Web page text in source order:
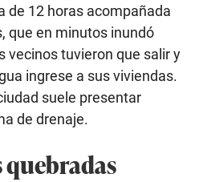
de 12 horas acompañada
que en minutos inundó
vecinos tuvieron que salir y
ingrese a sus viviendas.
suele presentar
de drenaje.
quebradas